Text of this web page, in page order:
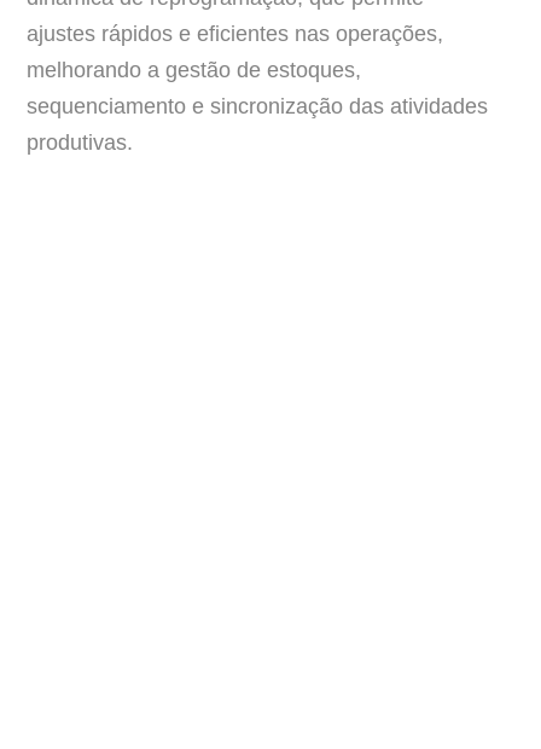
ajustes rápidos e eficientes nas operações,
melhorando a gestão de estoques,
sequenciamento e sincronização das atividades
produtivas.